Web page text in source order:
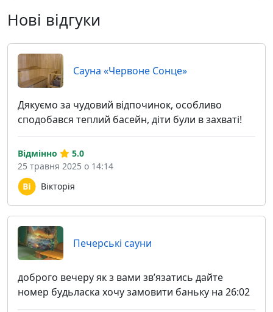
Нові відгуки
Сауна «Червоне Сонце»
Дякуємо за чудовий відпочинок, особливо
сподобався теплий басейн, діти були в захваті!
Вікторія
Відмінно
5.0
25 травня 2025 о 14:14
Печерські сауни
доброго вечеру як з вами звʼязатись дайте
номер будьласка хочу замовити баньку на 26:02